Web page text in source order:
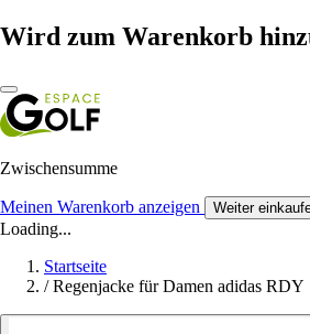
Wird zum Warenkorb
Zwischensumme
Meinen Warenkorb anzeigen Weiter
Loading...
Startseite
/ Regenjacke für Damen adidas RDY